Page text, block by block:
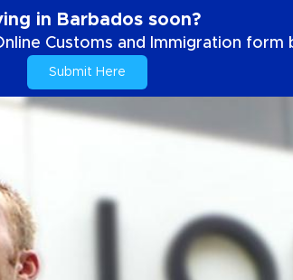
in Barbados soon?
Customs and Immigration form
Submit Here